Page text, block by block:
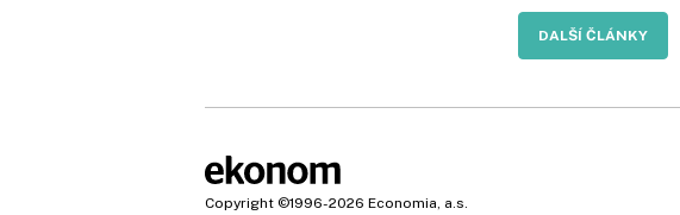
DALŠÍ ČLÁNKY
Copyright ©1996-2026 Economia, a.s.